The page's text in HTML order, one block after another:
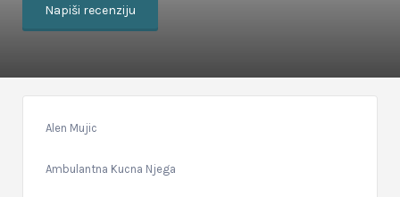
Napiši recenziju
Alen Mujic
Ambulantna Kucna Njega